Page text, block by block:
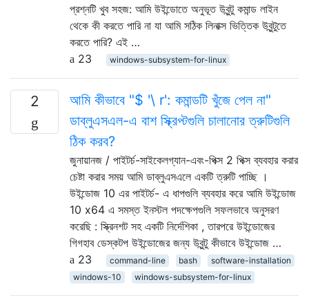
প্রশ্নটি খুব সহজ: আমি উইন্ডোতে অনুভূত উবুন্টু কমান্ড লাইন
থেকে কী করতে পারি না যা আমি সঠিক লিনাক্স ভিত্তিক উবুন্টুতে
করতে পারি? এই …
23
windows-subsystem-for-linux
2
আমি কীভাবে "$ '\ r': কমান্ডটি খুঁজে পেল না"
ডাব্লুএসএল-এ বাশ স্ক্রিপ্টগুলি চালানোর ত্রুটিগুলি
ঠিক করব?
জুনায়ানজ / পাইটর্চ-সাইকেলগ্যান-এবং-পিক্স 2 পিক্স ব্যবহার করার
চেষ্টা করার সময় আমি ডাব্লুএসএলে একটি ত্রুটি পাচ্ছি ।
উইন্ডোজ 10 এর পাইটর্চ- এ ধাপগুলি ব্যবহার করে আমি উইন্ডোজ
10 x64 এ সমস্ত ইনস্টল পদক্ষেপগুলি সফলভাবে অনুসরণ
করেছি : স্ক্রিনশট সহ একটি নির্দেশিকা , তারপরে উইন্ডোজের
গিগহাব ডেস্কটপ উইন্ডোজের জন্য উবুন্টু কীভাবে উইন্ডোজ …
23
command-line bash
software-installation
windows-10
windows-subsystem-for-linux